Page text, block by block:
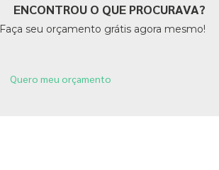
ENCONTROU O QUE PROCURAVA?
Faça seu orçamento grátis agora mesmo!
Quero meu orçamento